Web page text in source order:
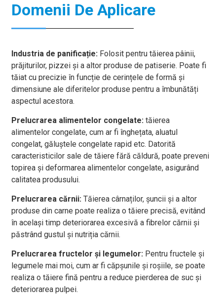
Domenii De Aplicare
Industria de panificație:Folosit pentru tăierea pâinii,
prăjiturilor, pizzei și a altor produse de patiserie. Poate fi
tăiat cu precizie în funcție de cerințele de formă și
dimensiune ale diferitelor produse pentru a îmbunătăți
aspectul acestora.
Prelucrarea alimentelor congelate:tăierea
alimentelor congelate, cum ar fi înghețata, aluatul
congelat, găluștele congelate rapid etc. Datorită
caracteristicilor sale de tăiere fără căldură, poate preveni
topirea și deformarea alimentelor congelate, asigurând
calitatea produsului.
Prelucrarea cărnii: Tăierea cârnaților, șuncii și a altor
produse din carne poate realiza o tăiere precisă, evitând
în același timp deteriorarea excesivă a fibrelor cărnii și
păstrând gustul și nutriția cărnii.
Prelucrarea fructelor și legumelor:Pentru fructele și
legumele mai moi, cum ar fi căpșunile și roșiile, se poate
realiza o tăiere fină pentru a reduce pierderea de suc și
deteriorarea pulpei.